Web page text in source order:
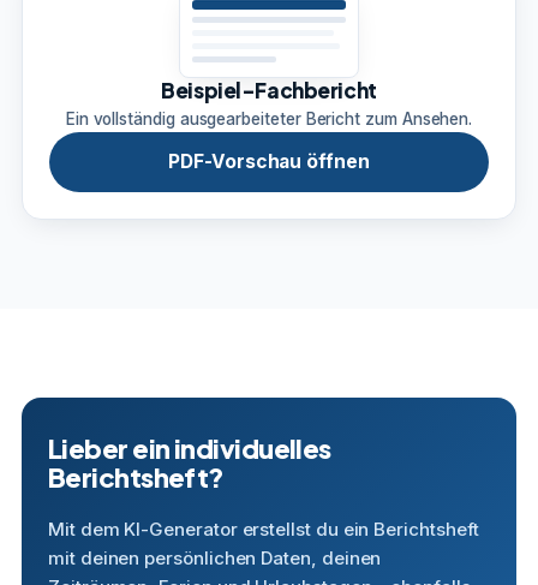
Beispiel-Fachbericht
Ein vollständig ausgearbeiteter Bericht zum Ansehen.
PDF-Vorschau öffnen
Lieber ein individuelles
Berichtsheft?
Mit dem KI-Generator erstellst du ein Berichtsheft
mit deinen persönlichen Daten, deinen